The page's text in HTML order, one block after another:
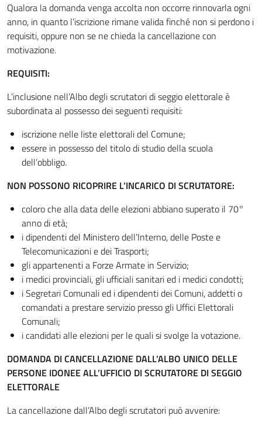
Qualora la domanda venga accolta non occorre rinnovarla ogni
anno, in quanto l’iscrizione rimane valida finché non si perdono i
requisiti, oppure non se ne chieda la cancellazione con
motivazione.
REQUISITI:
L’inclusione nell’Albo degli scrutatori di seggio elettorale è
subordinata al possesso dei seguenti requisiti:
iscrizione nelle liste elettorali del Comune;
essere in possesso del titolo di studio della scuola
dell’obbligo.
NON POSSONO RICOPRIRE L’INCARICO DI SCRUTATORE:
coloro che alla data delle elezioni abbiano superato il 70°
anno di età;
i dipendenti del Ministero dell’Interno, delle Poste e
Telecomunicazioni e dei Trasporti;
gli appartenenti a Forze Armate in Servizio;
i medici provinciali, gli ufficiali sanitari ed i medici condotti;
i Segretari Comunali ed i dipendenti dei Comuni, addetti o
comandati a prestare servizio presso gli Uffici Elettorali
Comunali;
i candidati alle elezioni per le quali si svolge la votazione.
DOMANDA DI CANCELLAZIONE DALL’ALBO UNICO DELLE
PERSONE IDONEE ALL’UFFICIO DI SCRUTATORE DI SEGGIO
ELETTORALE
La cancellazione dall’Albo degli scrutatori può avvenire: